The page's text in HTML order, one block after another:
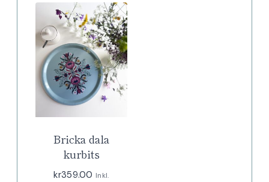
Bricka dala
kurbits
kr359.00 Inkl.